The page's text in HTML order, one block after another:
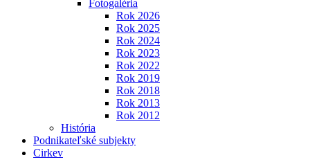
Fotogaléria
Rok 2026
Rok 2025
Rok 2024
Rok 2023
Rok 2022
Rok 2019
Rok 2018
Rok 2013
Rok 2012
História
Podnikateľské subjekty
Cirkev